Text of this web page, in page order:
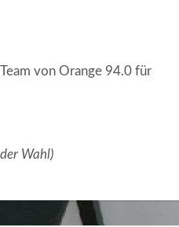
von Orange 94.0 für
Wahl)